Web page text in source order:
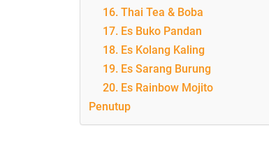
16. Thai Tea & Boba
17. Es Buko Pandan
18. Es Kolang Kaling
19. Es Sarang Burung
20. Es Rainbow Mojito
Penutup